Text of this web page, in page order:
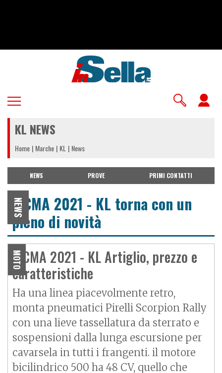
KL NEWS
Home Marche KL News
NEWS PROVE PRIMI CONTATTI
NEWS
EICMA 2021 - KL torna con un
pieno di novità
MOTO
EICMA 2021 - KL Artiglio, prezzo e
caratteristiche
Ha una linea piacevolmente retro,
monta pneumatici Pirelli Scorpion Rally
con una lieve tassellatura da sterrato e
sospensioni dalla lunga escursione per
cavarsela in tutti i frangenti. il motore
bicilindrico 500 ha 48 CV, quello che